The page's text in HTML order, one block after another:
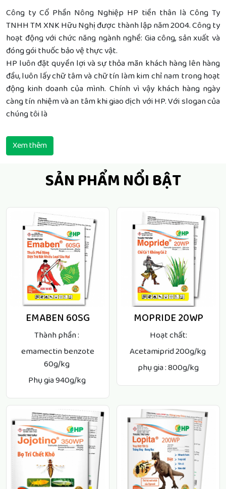
Công ty Cổ Phần Nông Nghiệp HP tiền thân là Công Ty
TNHH TM XNK Hữu Nghị được thành lập năm 2004. Công ty
hoạt động với chức năng ngành nghề: Gia công, sản xuất và
đóng gói thuốc bảo vệ thực vật.
HP luôn đặt quyền lợi và sự thỏa mãn khách hàng lên hàng
đầu, luôn lấy chữ tâm và chữ tín làm kim chỉ nam trong hoạt
động kinh doanh của mình. Chính vì vậy khách hàng ngày
càng tín nhiệm và an tâm khi giao dịch với HP. Với slogan của
chúng tôi là
Xem thêm
SẢN PHẨM NỔI BẬT
EMABEN 60SG
Thành phần :
emamectin benzote
60g/kg
Phụ gia 940g/kg
MOPRIDE 20WP
Hoạt chất:
Acetamiprid 200g/kg
phụ gia : 800g/kg